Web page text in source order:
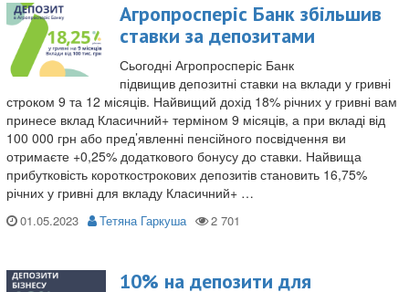
Агропросперіс Банк збільшив
ставки за депозитами
Сьогодні Агропросперіс Банк
підвищив депозитні ставки на вклади у гривні
строком 9 та 12 місяців. Найвищий дохід 18% річних у гривні вам
принесе вклад Класичний+ терміном 9 місяців, а при вкладі від
100 000 грн або пред’явленні пенсійного посвідчення ви
отримаєте +0,25% додаткового бонусу до ставки. Найвища
прибутковість короткострокових депозитів становить 16,75%
річних у гривні для вкладу Класичний+ …
01.05.2023 Тетяна Гаркуша
10% на депозити для